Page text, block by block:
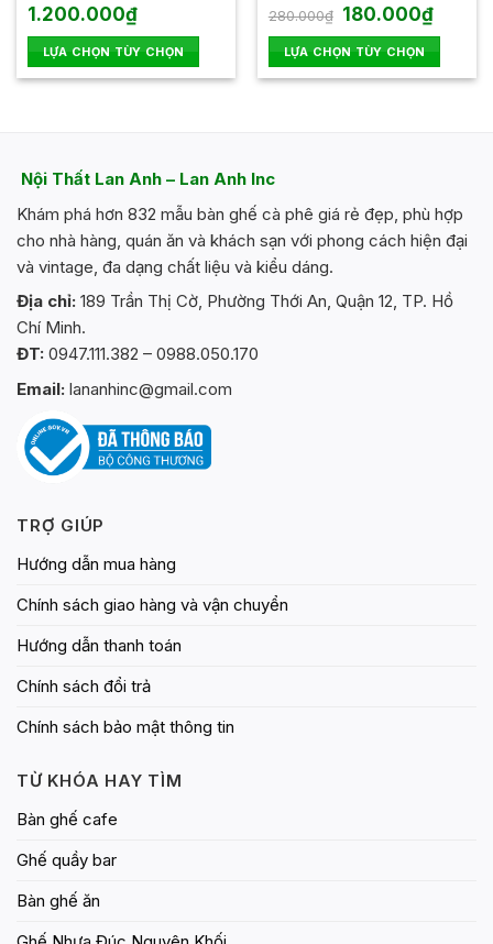
Được
hạng
0
5
1.200.000₫
LỰA CHỌN TÙY CHỌN
Sản
nhiều
biến
thể.
Các
tùy
có
thể
được
trên
trang
sản
phẩm
Được
hạng
0
5
280.000₫ Giá
gốc
là:
280.000₫.
180.000₫Giá
hiện
tại
là:
LỰA CHỌN TÙY CHỌN
Sản
thể.
Các
tùy
có
Nội Thất Lan Anh – Lan Anh Inc
Khám phá hơn 832 mẫu bàn ghế cà phê giá rẻ đẹp, phù hợp
cho nhà hàng, quán ăn và khách sạn với phong cách hiện đại
và vintage, đa dạng chất liệu và kiểu dáng.
Địa chỉ: 189 Trần Thị Cờ, Phường Thới An, Quận 12, TP. Hồ
Chí Minh.
ĐT: 0947.111.382 – 0988.050.170
Email: lananhinc@gmail.com
TRỢ GIÚP
Hướng dẫn mua hàng
Chính sách giao hàng và vận chuyển
Hướng dẫn thanh toán
Chính sách đổi trả
Chính sách bảo mật thông tin
TỪ KHÓA HAY TÌM
Bàn ghế cafe
Ghế quầy bar
Bàn ghế ăn